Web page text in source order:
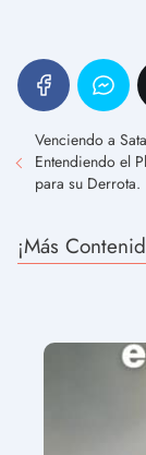
Venciendo a
Entendiendo el
para su Derrota.
¡Más